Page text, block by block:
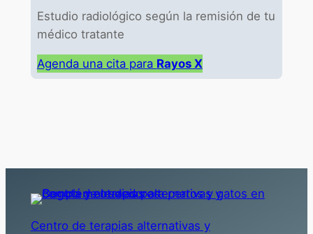
Estudio radiológico según la remisión de tu
médico tratante
Agenda una cita para Rayos X
Centro de terapias alternativas y